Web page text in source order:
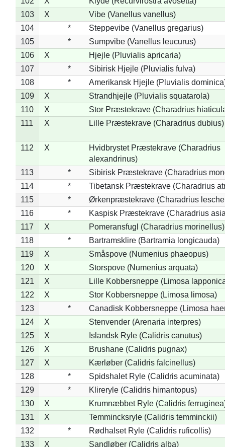
103
X
Vibe (Vanellus vanellus)
104
*
Steppevibe (Vanellus gregarius)
105
*
Sumpvibe (Vanellus leucurus)
106
X
Hjejle (Pluvialis apricaria)
107
*
Sibirisk Hjejle (Pluvialis fulva)
108
*
Amerikansk Hjejle (Pluvialis
109
X
Strandhjejle (Pluvialis squatarola)
110
X
Stor Præstekrave (Charadrius
111
X Lille Præstekrave (Charadrius dubius)
112 X
Hvidbrystet Præstekrave (Charadrius
alexandrinus)
113
*
Sibirisk Præstekrave (Charadrius
114
*
Tibetansk Præstekrave (Charadrius
115
*
Ørkenpræstekrave (Charadrius
116
*
Kaspisk Præstekrave (Charadrius
117
X
Pomeransfugl (Charadrius morinellus)
118
*
Bartramsklire (Bartramia longicauda)
119
X
Småspove (Numenius phaeopus)
120
X
Storspove (Numenius arquata)
121
X
Lille Kobbersneppe (Limosa
122
X
Stor Kobbersneppe (Limosa limosa)
123
*
Canadisk Kobbersneppe (Limosa
124
X
Stenvender (Arenaria interpres)
125
X
Islandsk Ryle (Calidris canutus)
126
X
Brushane (Calidris pugnax)
127
X
Kærløber (Calidris falcinellus)
128
*
Spidshalet Ryle (Calidris acuminata)
129
*
Klireryle (Calidris himantopus)
130
X
Krumnæbbet Ryle (Calidris
131
X
Temmincksryle (Calidris temminckii)
132
*
Rødhalset Ryle (Calidris ruficollis)
133
X
Sandløber (Calidris alba)